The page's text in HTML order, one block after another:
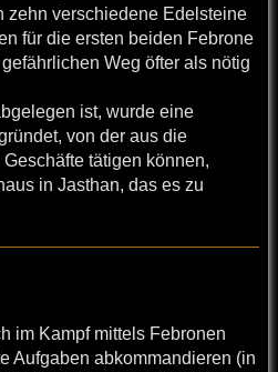
zehn verschiedene Edelsteine
für die ersten beiden Febrone
Weg öfter als nötig
ist, wurde eine
von der aus die
tätigen können,
in Jasthan, das es zu
im Kampf mittels Febronen
Aufgaben abkommandieren (in